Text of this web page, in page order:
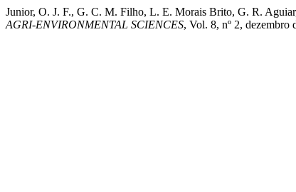
Junior, O. J. F., G. C. M. Filho, L. E. Morais Brito, G. R.
AGRI-ENVIRONMENTAL SCIENCES, Vol. 8, nº 2, dezembro